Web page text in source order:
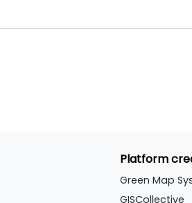
Platform
Green Map
GISCollective